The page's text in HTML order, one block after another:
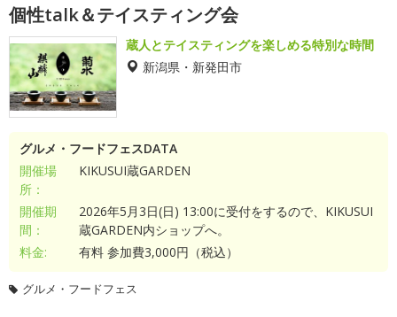
個性talk＆テイスティング会
蔵人とテイスティングを楽しめる特別な時間
新潟県・新発田市
グルメ・フードフェスDATA
開催場
所：
KIKUSUI蔵GARDEN
開催期
間：
2026年5月3日(日) 13:00に受付をするので、KIKUSUI
蔵GARDEN内ショップへ。
料金:
有料 参加費3,000円（税込）
グルメ・フードフェス